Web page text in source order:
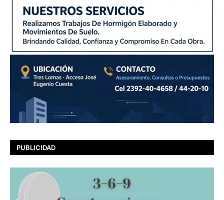
PUBLICIDAD